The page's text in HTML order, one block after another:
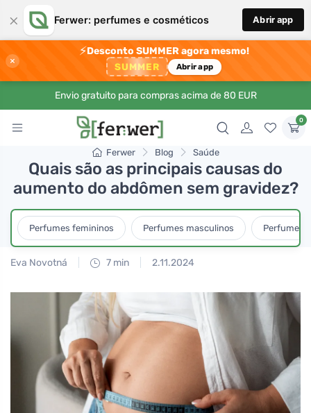
× Ferwer: perfumes e cosméticos Abrir app
×
⚡Desconto SUMMER agora mesmo!
SUMMER Abrir app
Envio gratuito para compras acima de 80 EUR
0
Ferwer Blog Saúde
Quais são as principais causas do
aumento do abdômen sem gravidez?
Perfumes femininos Perfumes masculinos Perfumes
Eva Novotná 7 min 2.11.2024